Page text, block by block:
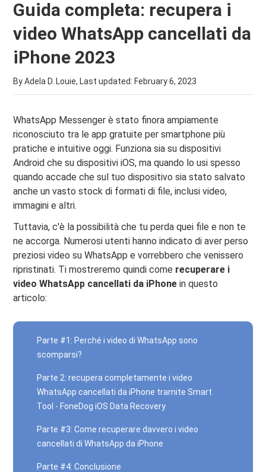
Guida completa: recupera i
video WhatsApp cancellati da
iPhone 2023
By Adela D. Louie, Last updated: February 6, 2023
WhatsApp Messenger è stato finora ampiamente
riconosciuto tra le app gratuite per smartphone più
pratiche e intuitive oggi. Funziona sia su dispositivi
Android che su dispositivi iOS, ma quando lo usi spesso
quando accade che sul tuo dispositivo sia stato salvato
anche un vasto stock di formati di file, inclusi video,
immagini e altri.
Tuttavia, c'è la possibilità che tu perda quei file e non te
ne accorga. Numerosi utenti hanno indicato di aver perso
preziosi video su WhatsApp e vorrebbero che venissero
ripristinati. Ti mostreremo quindi come recuperare i
video WhatsApp cancellati da iPhone in questo
articolo:
Parte #1: Perché i video di WhatsApp sono
scomparsi?
Parte 2: recupera completamente i video
WhatsApp cancellati da iPhone tramite Smart
Tool - FoneDog iOS Data Recovery
Parte #3: Come recuperare davvero i video
cancellati di WhatsApp da iPhone
Parte #4: Conclusione